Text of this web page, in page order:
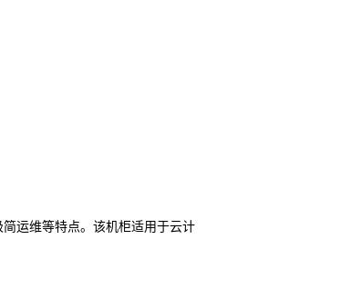
运维等特点。该机柜适用于云计